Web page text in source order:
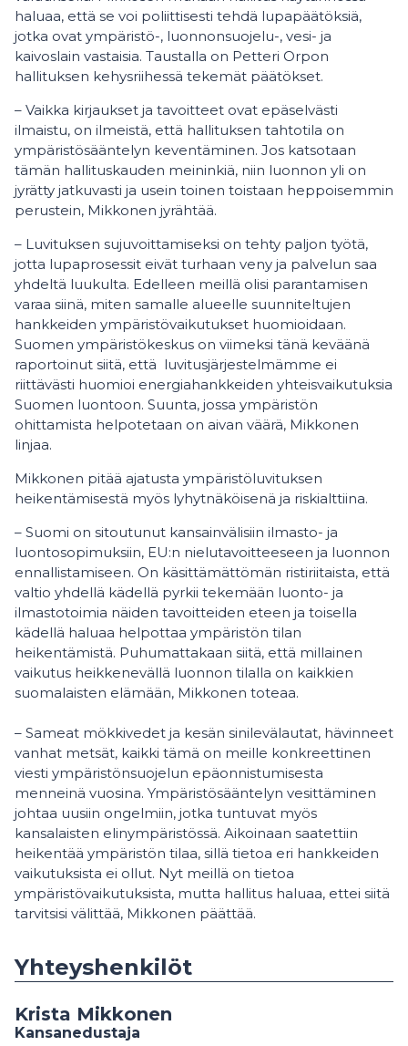
haluaa, että se voi poliittisesti tehdä lupapäätöksiä,
jotka ovat ympäristö-, luonnonsuojelu-, vesi- ja
kaivoslain vastaisia. Taustalla on Petteri Orpon
hallituksen kehysriihessä tekemät päätökset.
– Vaikka kirjaukset ja tavoitteet ovat epäselvästi
ilmaistu, on ilmeistä, että hallituksen tahtotila on
ympäristösääntelyn keventäminen. Jos katsotaan
tämän hallituskauden meininkiä, niin luonnon yli on
jyrätty jatkuvasti ja usein toinen toistaan heppoisemmin
perustein, Mikkonen jyrähtää.
– Luvituksen sujuvoittamiseksi on tehty paljon työtä,
jotta lupaprosessit eivät turhaan veny ja palvelun saa
yhdeltä luukulta. Edelleen meillä olisi parantamisen
varaa siinä, miten samalle alueelle suunniteltujen
hankkeiden ympäristövaikutukset huomioidaan.
Suomen ympäristökeskus on viimeksi tänä keväänä
raportoinut siitä, että luvitusjärjestelmämme ei
riittävästi huomioi energiahankkeiden yhteisvaikutuksia
Suomen luontoon. Suunta, jossa ympäristön
ohittamista helpotetaan on aivan väärä, Mikkonen
linjaa.
Mikkonen pitää ajatusta ympäristöluvituksen
heikentämisestä myös lyhytnäköisenä ja riskialttiina.
– Suomi on sitoutunut kansainvälisiin ilmasto- ja
luontosopimuksiin, EU:n nielutavoitteeseen ja luonnon
ennallistamiseen. On käsittämättömän ristiriitaista, että
valtio yhdellä kädellä pyrkii tekemään luonto- ja
ilmastotoimia näiden tavoitteiden eteen ja toisella
kädellä haluaa helpottaa ympäristön tilan
heikentämistä. Puhumattakaan siitä, että millainen
vaikutus heikkenevällä luonnon tilalla on kaikkien
suomalaisten elämään, Mikkonen toteaa.
– Sameat mökkivedet ja kesän sinilevälautat, hävinneet
vanhat metsät, kaikki tämä on meille konkreettinen
viesti ympäristönsuojelun epäonnistumisesta
menneinä vuosina. Ympäristösääntelyn vesittäminen
johtaa uusiin ongelmiin, jotka tuntuvat myös
kansalaisten elinympäristössä. Aikoinaan saatettiin
heikentää ympäristön tilaa, sillä tietoa eri hankkeiden
vaikutuksista ei ollut. Nyt meillä on tietoa
ympäristövaikutuksista, mutta hallitus haluaa, ettei siitä
tarvitsisi välittää, Mikkonen päättää.
Yhteyshenkilöt
Krista Mikkonen
Kansanedustaja